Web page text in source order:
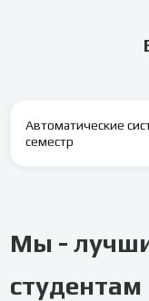
Автоматические
семестр
Мы -
студентам